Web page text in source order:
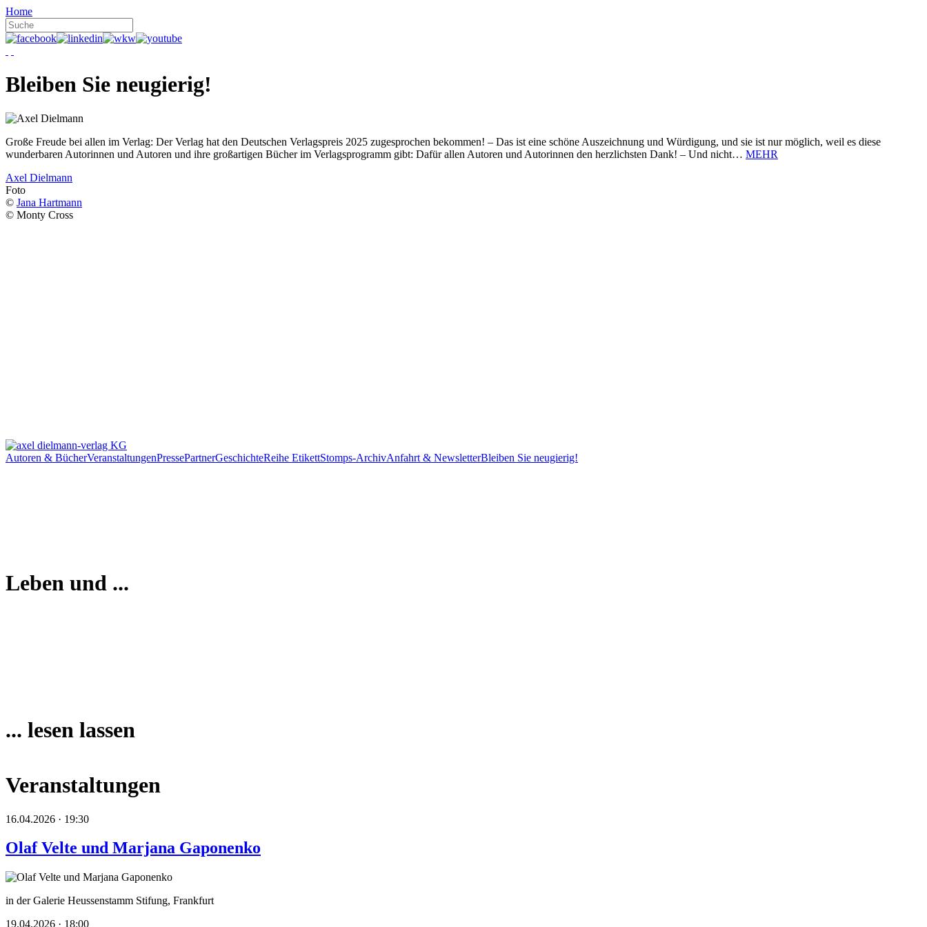
Home
Bleiben Sie neugierig!
Große Freude bei allen im Verlag: Der Verlag hat den Deutschen Verlagspreis 2025 zugesprochen bekommen! – Das ist eine schöne Auszeichnung und Würdigung, und sie ist nur möglich, weil es diese
wunderbaren Autorinnen und Autoren und ihre großartigen Bücher im Verlagsprogramm gibt: Dafür allen Autoren und Autorinnen den herzlichsten Dank! – Und nicht… MEHR
Axel Dielmann
Foto
© Jana Hartmann
© Monty Cross
Autoren & BücherVeranstaltungenPressePartnerGeschichteReihe EtikettStomps-ArchivAnfahrt & NewsletterBleiben Sie neugierig!
Leben und ...
... lesen lassen
Veranstaltungen
16.04.2026 · 19:30
Olaf Velte und Marjana Gaponenko
in der Galerie Heussenstamm Stifung, Frankfurt
19.04.2026 · 18:00